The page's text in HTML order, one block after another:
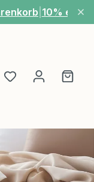
10% extra
Du hast 0